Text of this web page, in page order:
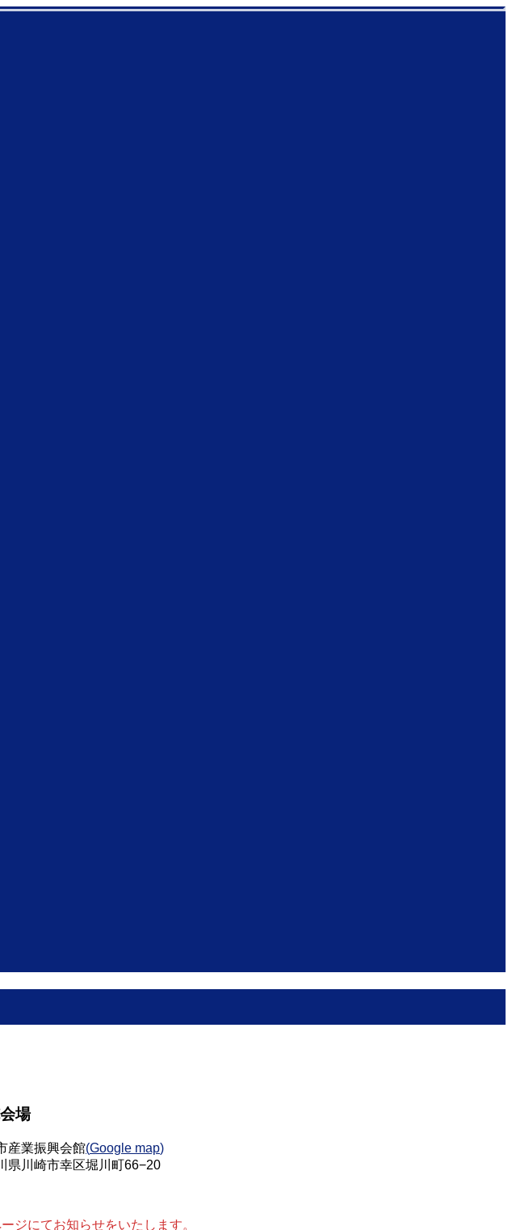
場
産業振興会館(Google map)
県川崎市幸区堀川町66−20
ジにてお知らせをいたします。